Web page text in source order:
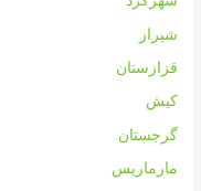
شیراز
قزازستان
کیش
گرجستان
مارماریس